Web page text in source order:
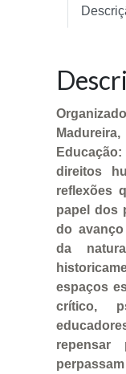
direitos
reflexões
papel dos
do
da
espaços
crítico,
repensar